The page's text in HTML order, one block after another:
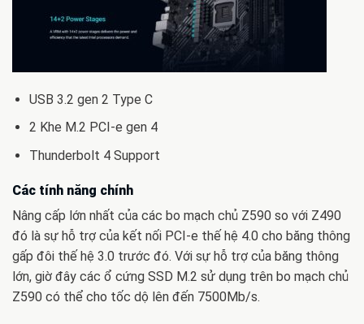
USB 3.2 gen 2 Type C
2 Khe M.2 PCI-e gen 4
Thunderbolt 4 Support
Các tính năng chính
Nâng cấp lớn nhất của các bo mạch chủ Z590 so với Z490
đó là sự hỗ trợ của kết nối PCI-e thế hệ 4.0 cho băng thông
gấp đôi thế hệ 3.0 trước đó. Với sự hỗ trợ của băng thông
lớn, giờ đây các ổ cứng SSD M.2 sử dụng trên bo mạch chủ
Z590 có thể cho tốc dộ lên đến 7500Mb/s.